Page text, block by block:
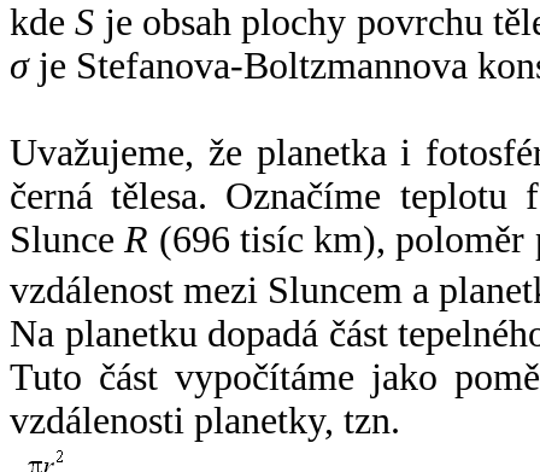
kdeS je obsah plochy povrchu
σje Stefanova-Boltzmannova
Uvažujeme, že planetka i
černá tělesa. Označíme
SlunceR (696 tisíc km),
vzdálenost mezi Sluncem a
Na planetku dopadá část
Tuto část vypočítáme jako
vzdálenosti planetky, tzn.